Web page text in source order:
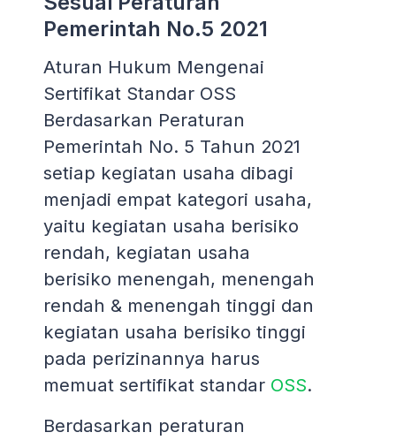
Pemerintah No.5 2021
Aturan Hukum Mengenai
Sertifikat Standar OSS
Berdasarkan Peraturan
Pemerintah No. 5 Tahun 2021
setiap kegiatan usaha dibagi
menjadi empat kategori usaha,
yaitu kegiatan usaha berisiko
rendah, kegiatan usaha
berisiko menengah, menengah
rendah & menengah tinggi dan
kegiatan usaha berisiko tinggi
pada perizinannya harus
memuat sertifikat standar OSS.
Berdasarkan peraturan